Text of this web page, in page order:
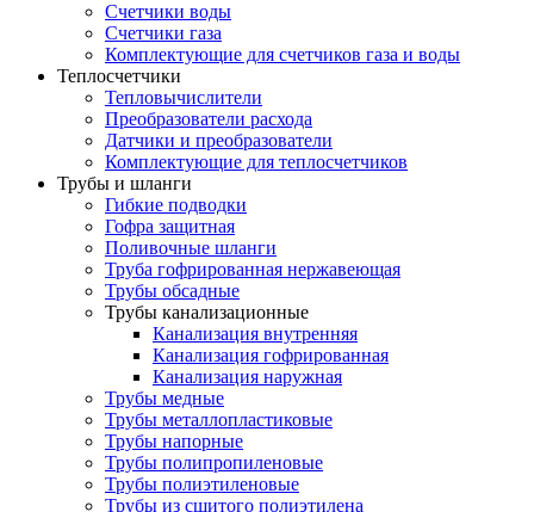
Счетчики воды
Счетчики газа
Комплектующие для счетчиков газа и воды
Теплосчетчики
Тепловычислители
Преобразователи расхода
Датчики и преобразователи
Комплектующие для теплосчетчиков
Трубы и шланги
Гибкие подводки
Гофра защитная
Поливочные шланги
Труба гофрированная нержавеющая
Трубы обсадные
Трубы канализационные
Канализация внутренняя
Канализация гофрированная
Канализация наружная
Трубы медные
Трубы металлопластиковые
Трубы напорные
Трубы полипропиленовые
Трубы полиэтиленовые
Трубы из сшитого полиэтилена